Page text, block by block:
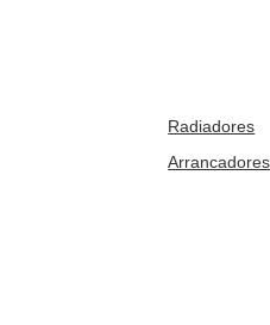
Radiadores
Arrancadores